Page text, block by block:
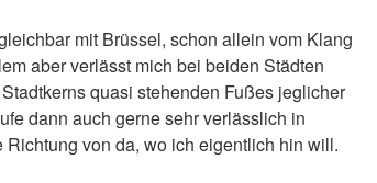
mit Brüssel, schon allein vom Klang
aber verlässt mich bei beiden Städten
quasi stehenden Fußes jeglicher
dann auch gerne sehr verlässlich in
von da, wo ich eigentlich hin will.